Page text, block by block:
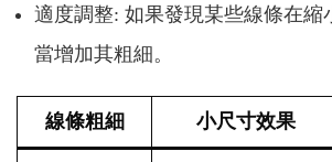
適度調整: 如果發現某些線條在縮
當增加其粗細。
線條粗細 小尺寸效果